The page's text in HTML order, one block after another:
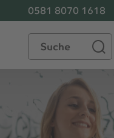
Suche
0581 8070 1618